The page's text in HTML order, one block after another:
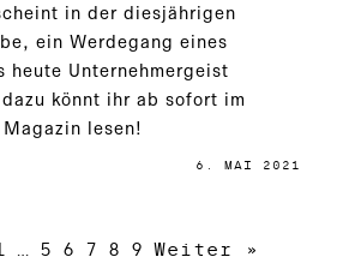
in der diesjährigen
ein Werdegang eines
heute Unternehmergeist
könnt ihr ab sofort im
lesen!
6. MAI 2021
… 5 6 7 8 9 Weiter »